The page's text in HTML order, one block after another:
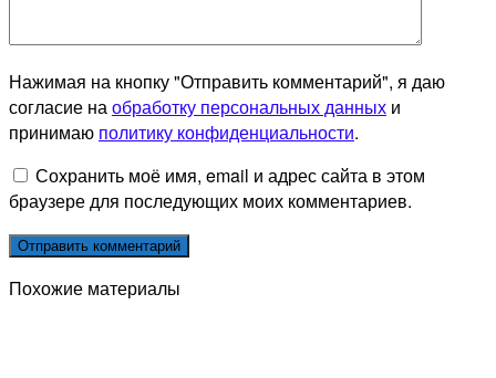
Нажимая на кнопку "Отправить комментарий", я даю
согласие наобработку персональных данных и
принимаю политику конфиденциальности.
Сохранить моё имя, email и адрес сайта в этом
браузере для последующих моих комментариев.
Похожие материалы